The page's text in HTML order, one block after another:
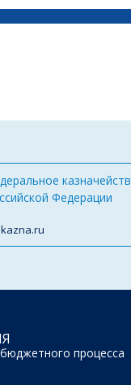
Федерации
процесса